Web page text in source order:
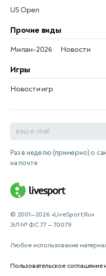
US Open
Прочие виды
Новости
Милан-2026
Игры
Новости игр
Раз в неделю (примерно) о
на почте
© 2001—2026 «LiveSport.Ru»
ЭЛ № ФС 77 — 70079
Любое использование
Пользовательское соглашение